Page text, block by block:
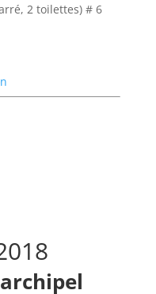
2 toilettes) # 6